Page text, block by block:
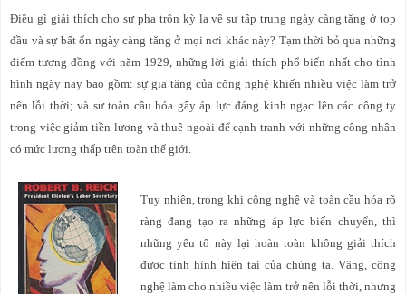
Điều gì giải thích cho sự pha trộn kỳ lạ về sự tập trung ngày càng tăng ở top
đầu và sự bất ổn ngày càng tăng ở mọi nơi khác này? Tạm thời bỏ qua những
điểm tương đồng với năm 1929, những lời giải thích phổ biến nhất cho tình
hình ngày nay bao gồm: sự gia tăng của công nghệ khiến nhiều việc làm trở
nên lỗi thời; và sự toàn cầu hóa gây áp lực đáng kinh ngạc lên các công ty
trong việc giảm tiền lương và thuê ngoài để cạnh tranh với những công nhân
có mức lương thấp trên toàn thế giới.
Tuy nhiên, trong khi công nghệ và toàn cầu hóa rõ
ràng đang tạo ra những áp lực biến chuyển, thì
những yếu tố này lại hoàn toàn không giải thích
được tình hình hiện tại của chúng ta. Vâng, công
nghệ làm cho nhiều việc làm trở nên lỗi thời, nhưng